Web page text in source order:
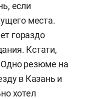
если
места.
гораздо
Кстати,
резюме на
в Казань и
хотел